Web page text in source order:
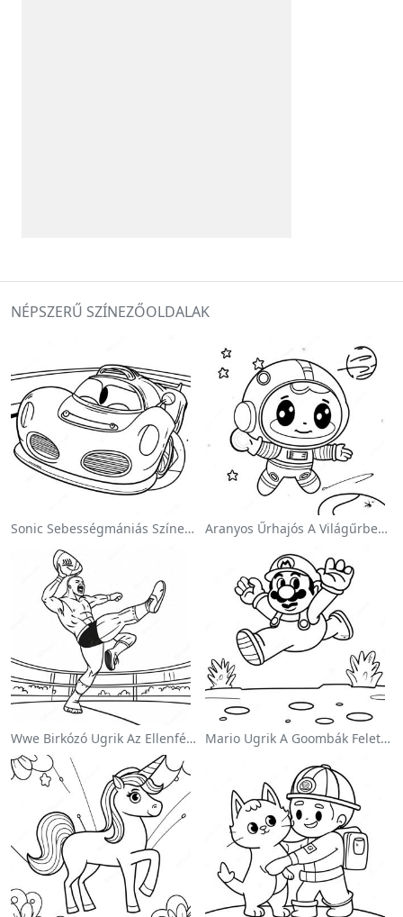
NÉPSZERŰ SZÍNEZŐOLDALAK
Sonic Sebességmániás Színezőlap Aranyos Űrhajós A Világűrben Színezőlap
Wwe Birkózó Ugrik Az Ellenfélre Színezőlap Mario Ugrik A Goombák Felett Színezőlap